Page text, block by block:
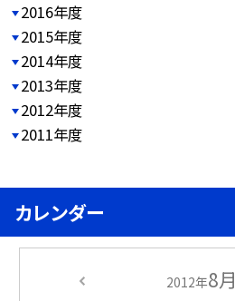
2016年度
2015年度
2014年度
2013年度
2012年度
2011年度
カレンダー
2012年8月